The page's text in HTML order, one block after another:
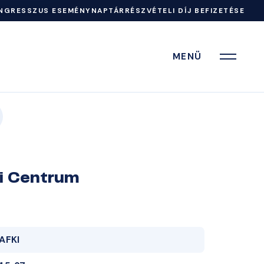
ESEMÉNYNAPTÁRRÉSZVÉTELI DÍJ BEFIZETÉSE
MENÜ
Centrum